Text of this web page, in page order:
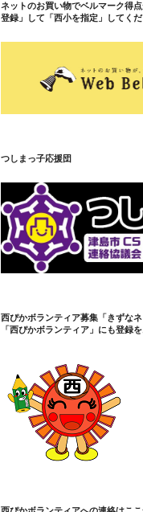
ネットのお買い物でベルマーク得
登録」して「西小を指定」してくだ
つしまっ子応援団
西ぴかボランティア募集「きずな
「西ぴかボランティア」にも登録を